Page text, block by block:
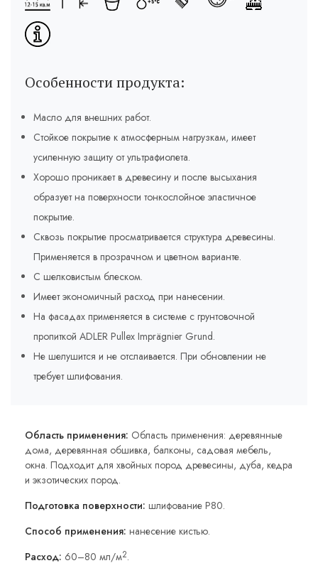
Особенности продукта:
Масло для внешних работ.
Стойкое покрытие к атмосферным нагрузкам, имеет
усиленную защиту от ультрафиолета.
Хорошо проникает в древесину и после высыхания
образует на поверхности тонкослойное эластичное
покрытие.
Сквозь покрытие просматривается структура древесины.
Применяется в прозрачном и цветном варианте.
С шелковистым блеском.
Имеет экономичный расход при нанесении.
На фасадах применяется в системе с грунтовочной
пропиткой ADLER Pullex Imprägnier Grund.
Не шелушится и не отслаивается. При обновлении не
требует шлифования.
Область применения: Область применения: деревянные
дома, деревянная обшивка, балконы, садовая мебель,
окна. Подходит для хвойных пород древесины, дуба, кедра
и экзотических пород.
Подготовка поверхности: шлифование P80.
Способ применения: нанесение кистью.
Расход: 60–80 мл/м2.